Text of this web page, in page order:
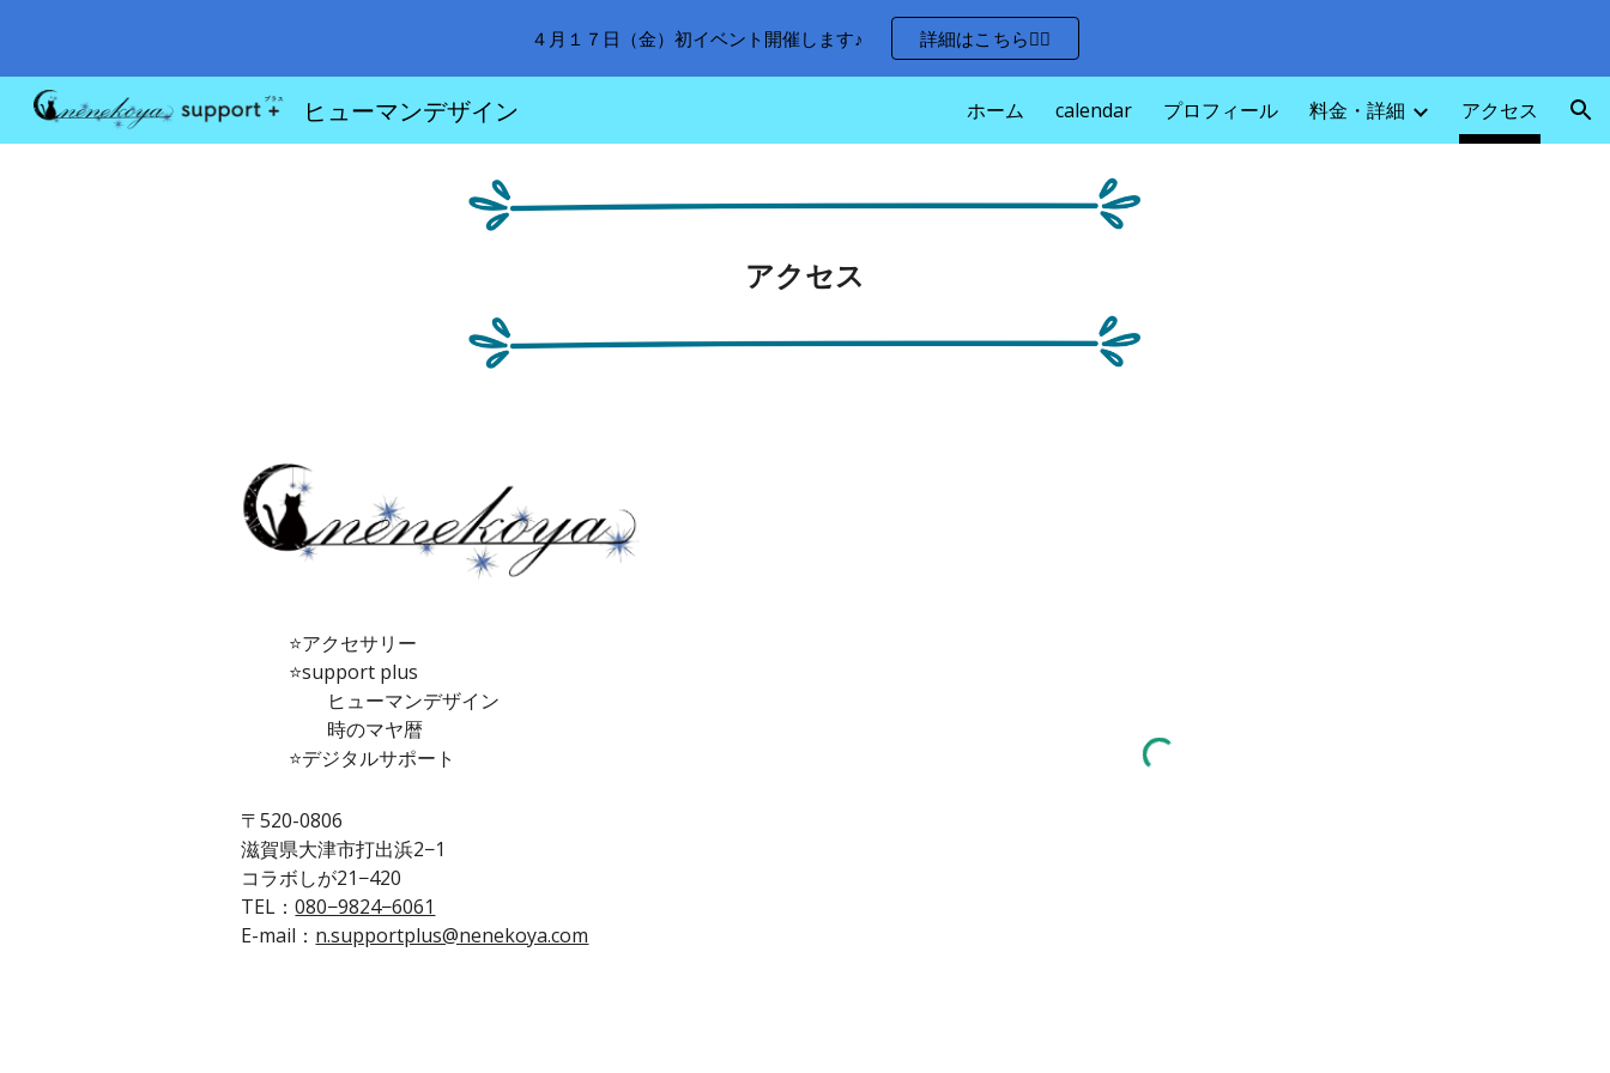
Skip to main content Skip to navigation
４月１７日（金）初イベント開催します♪ 詳細はこちら💁‍♀️
ヒューマンデザイン ホーム calendar プロフィール 料金・詳細 アクセス
アクセス
⭐️アクセサリー
⭐️support plus
ヒューマンデザイン
時のマヤ暦
⭐️デジタルサポート
〒520-0806
滋賀県大津市打出浜2−1
コラボしが21−420
TEL：080−9824−6061
E-mail： n.supportplus@nenekoya.com